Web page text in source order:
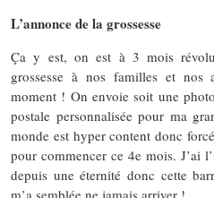
L’annonce de la grossesse
Ça y est, on est à 3 mois
grossesse à nos familles et nos
moment ! On envoie soit une
postale personnalisée pour ma
monde est hyper content donc
pour commencer ce 4e mois. J’ai
depuis une éternité donc cette
m’a semblée ne jamais arriver !